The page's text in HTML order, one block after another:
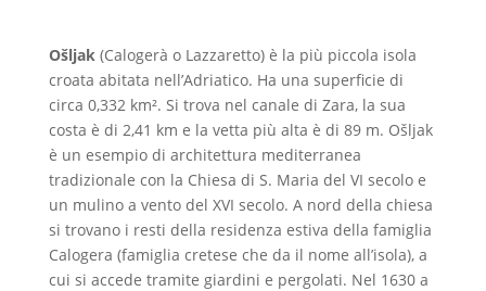
Ošljak (Calogerà o Lazzaretto) è la più piccola isola
croata abitata nell’Adriatico. Ha una superficie di
circa 0,332 km². Si trova nel canale di Zara, la sua
costa è di 2,41 km e la vetta più alta è di 89 m. Ošljak
è un esempio di architettura mediterranea
tradizionale con la Chiesa di S. Maria del VI secolo e
un mulino a vento del XVI secolo. A nord della chiesa
si trovano i resti della residenza estiva della famiglia
Calogera (famiglia cretese che da il nome all’isola), a
cui si accede tramite giardini e pergolati. Nel 1630 a